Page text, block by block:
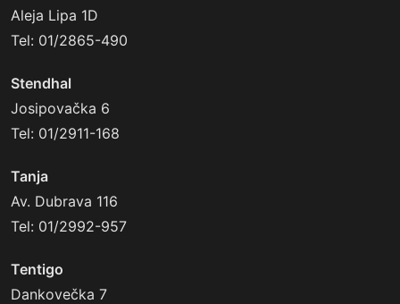
Aleja Lipa 1D
Tel: 01/2865-490
Stendhal
Josipovačka 6
Tel: 01/2911-168
Tanja
Av. Dubrava 116
Tel: 01/2992-957
Tentigo
Dankovečka 7